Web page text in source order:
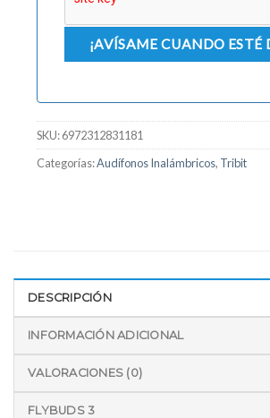
SKU:6972312831181
Categorías:Audífonos Inalámbricos, Tribit
DESCRIPCIÓN
INFORMACIÓN ADICIONAL
VALORACIONES (0)
FLYBUDS 3